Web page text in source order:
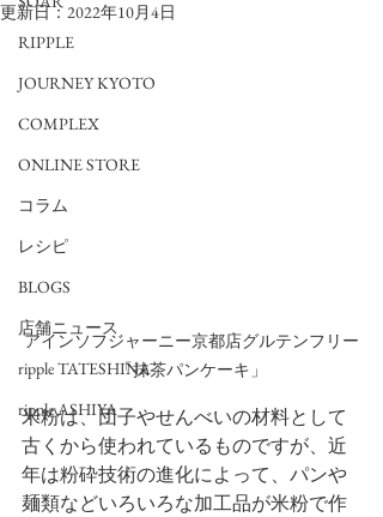
RIPPLE
JOURNEY KYOTO
COMPLEX
ONLINE STORE
コラム
レシピ
BLOGS
店舗ニュース
ripple TATESHINA
ripple ASHIYA
更新日：2022年10月4日
アインソフジャーニー京都店グルテンフリー
「抹茶パンケーキ」
米粉は、団子やせんべいの材料として
古くから使われているものですが、近
年は粉砕技術の進化によって、パンや
麺類などいろいろな加工品が米粉で作